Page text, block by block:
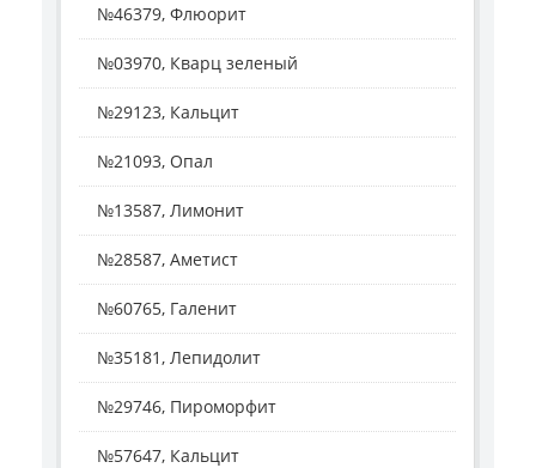
№46379, Флюорит
№03970, Кварц зеленый
№29123, Кальцит
№21093, Опал
№13587, Лимонит
№28587, Аметист
№60765, Галенит
№35181, Лепидолит
№29746, Пироморфит
№57647, Кальцит